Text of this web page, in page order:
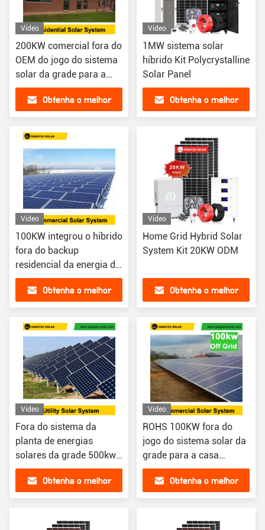
Vídeo
200KW comercial fora do
OEM do jogo do sistema
solar da grade para a
casa
Obtenha o melhor
Vídeo
1MW sistema solar
híbrido Kit Polycrystalline
Solar Panel
Obtenha o melhor
Vídeo
100KW integrou o híbrido
fora do backup
residencial da energia do
sistema solar da grade
Obtenha o melhor
Vídeo
Home Grid Hybrid Solar
System Kit 20KW ODM
Obtenha o melhor
Vídeo
Fora do sistema da
planta de energias
solares da grade 500kw
para o telhado
Obtenha o melhor
Vídeo
ROHS 100KW fora do
jogo do sistema solar da
grade para a casa
comercial
Obtenha o melhor